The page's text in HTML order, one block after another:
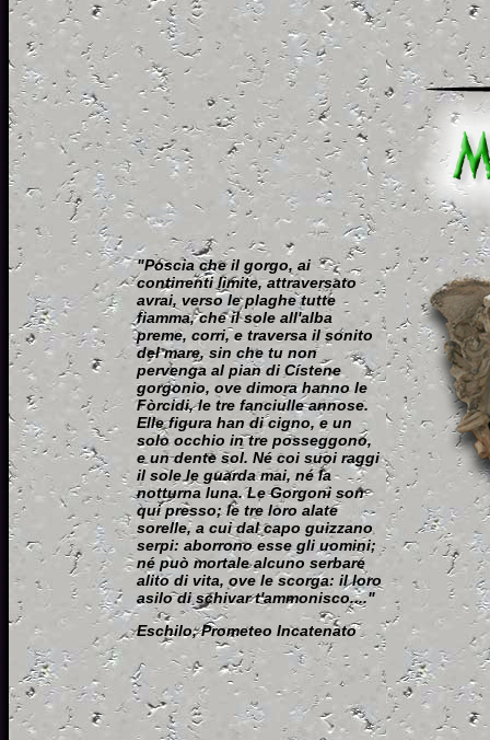
"Poscia che il gorgo, ai
continenti limite, attraversato
avrai, verso le plaghe tutte
fiamma, che il sole all'alba
preme, corri, e traversa il sonito
del mare, sin che tu non
pervenga al pian di Cístene
gorgonio, ove dimora hanno le
Fòrcidi, le tre fanciulle annose.
Elle figura han di cigno, e un
solo occhio in tre posseggono,
e un dente sol. Né coi suoi raggi
il sole le guarda mai, né la
notturna luna. Le Gorgoni son
qui presso; le tre loro alate
sorelle, a cui dal capo guizzano
serpi: aborrono esse gli uomini;
né può mortale alcuno serbare
alito di vita, ove le scorga: il loro
asilo di schivar t'ammonisco...."
Eschilo, Prometeo Incatenato